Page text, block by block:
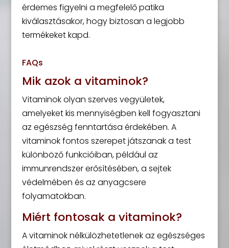
érdemes figyelni a megfelelő patika
kiválasztásakor, hogy biztosan a legjobb
termékeket kapd.
FAQs
Mik azok a vitaminok?
Vitaminok olyan szerves vegyületek,
amelyeket kis mennyiségben kell fogyasztani
az egészség fenntartása érdekében. A
vitaminok fontos szerepet játszanak a test
különböző funkcióiban, például az
immunrendszer erősítésében, a sejtek
védelmében és az anyagcsere
folyamatokban.
Miért fontosak a vitaminok?
A vitaminok nélkülözhetetlenek az egészséges